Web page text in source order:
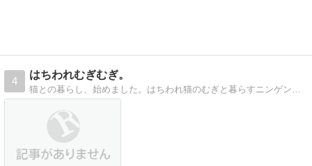
4
はちわれむぎむぎ。
猫との暮らし、始めました。はちわれ猫のむぎと暮らすニンゲンの備忘録ブログです。